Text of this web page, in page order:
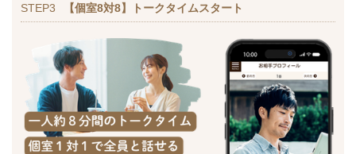
STEP3 【個室8対8】トークタイムスタート